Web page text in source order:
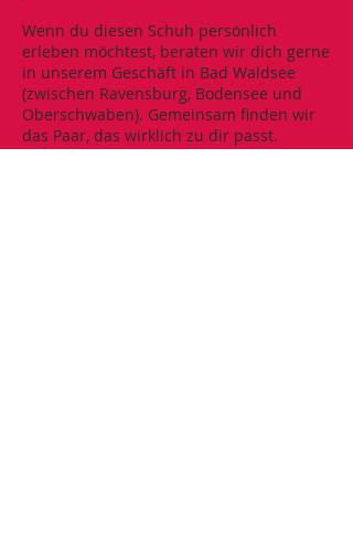
Wenn du diesen Schuh persönlich
erleben möchtest, beraten wir dich gerne
in unserem Geschäft in Bad Waldsee
(zwischen Ravensburg, Bodensee und
Oberschwaben). Gemeinsam finden wir
das Paar, das wirklich zu dir passt.